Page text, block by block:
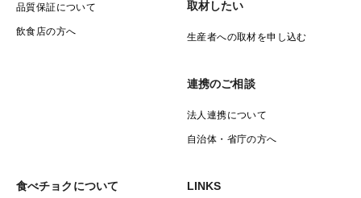
品質保証について
飲食店の方へ
取材したい
生産者への取材を申し込む
連携のご相談
法人連携について
自治体・省庁の方へ
食べチョクについて LINKS